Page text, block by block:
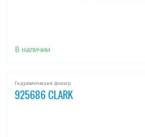
В наличии
Гидравлический фильтр
925686 CLARK